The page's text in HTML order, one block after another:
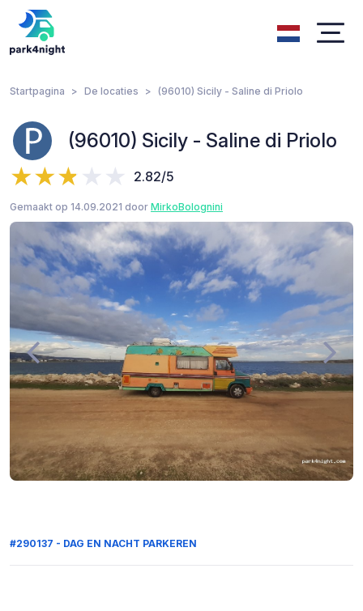
Startpagina De locaties (96010) Sicily - Saline di Priolo
(96010) Sicily - Saline di Priolo
2.82/5
Gemaakt op 14.09.2021 door MirkoBolognini
#290137 - DAG EN NACHT PARKEREN